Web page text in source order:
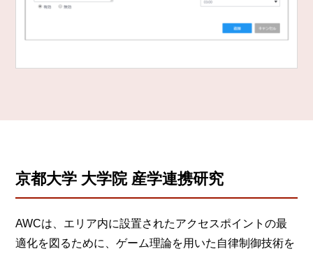
京都大学 大学院 産学連携研究
AWCは、エリア内に設置されたアクセスポイントの最
適化を図るために、ゲーム理論を用いた自律制御技術を